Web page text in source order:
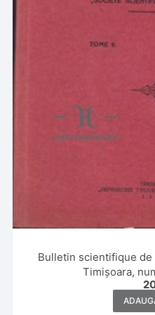
Bulletin scientifique de
Timișoara,